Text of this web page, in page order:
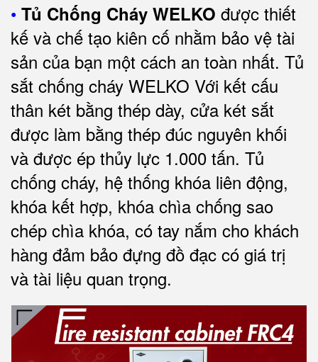
• Tủ Chống Cháy WELKO được thiết
kế và chế tạo kiên cố nhằm bảo vệ tài
sản của bạn một cách an toàn nhất. Tủ
sắt chống cháy WELKO Với kết cấu
thân két bằng thép dày, cửa két sắt
được làm bằng thép đúc nguyên khối
và được ép thủy lực 1.000 tấn. Tủ
chống cháy, hệ thống khóa liên động,
khóa kết hợp, khóa chìa chống sao
chép chìa khóa, có tay nắm cho khách
hàng đảm bảo đựng đồ đạc có giá trị
và tài liệu quan trọng.